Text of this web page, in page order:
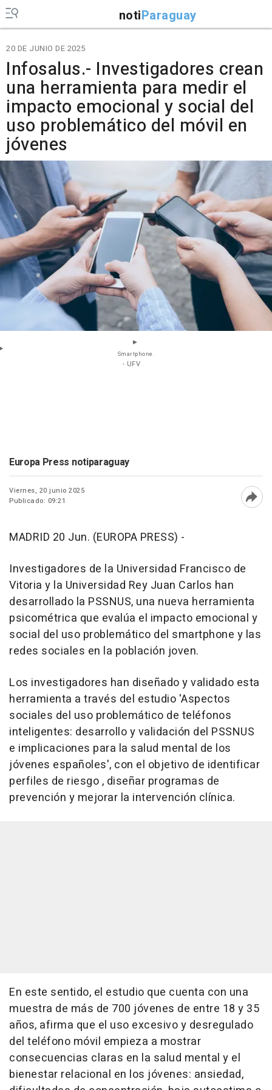
notiParaguay
20 DE JUNIO DE 2025
Infosalus.- Investigadores crean
una herramienta para medir el
impacto emocional y social del
uso problemático del móvil en
jóvenes
Smartphone.
- UFV
Europa Press notiparaguay
Viernes, 20 junio 2025
Publicado: 09:21
MADRID 20 Jun. (EUROPA PRESS) -
Investigadores de la Universidad Francisco de
Vitoria y la Universidad Rey Juan Carlos han
desarrollado la PSSNUS, una nueva herramienta
psicométrica que evalúa el impacto emocional y
social del uso problemático del smartphone y las
redes sociales en la población joven.
Los investigadores han diseñado y validado esta
herramienta a través del estudio 'Aspectos
sociales del uso problemático de teléfonos
inteligentes: desarrollo y validación del PSSNUS
e implicaciones para la salud mental de los
jóvenes españoles', con el objetivo de identificar
perfiles de riesgo , diseñar programas de
prevención y mejorar la intervención clínica.
En este sentido, el estudio que cuenta con una
muestra de más de 700 jóvenes de entre 18 y 35
años, afirma que el uso excesivo y desregulado
del teléfono móvil empieza a mostrar
consecuencias claras en la salud mental y el
bienestar relacional en los jóvenes: ansiedad,